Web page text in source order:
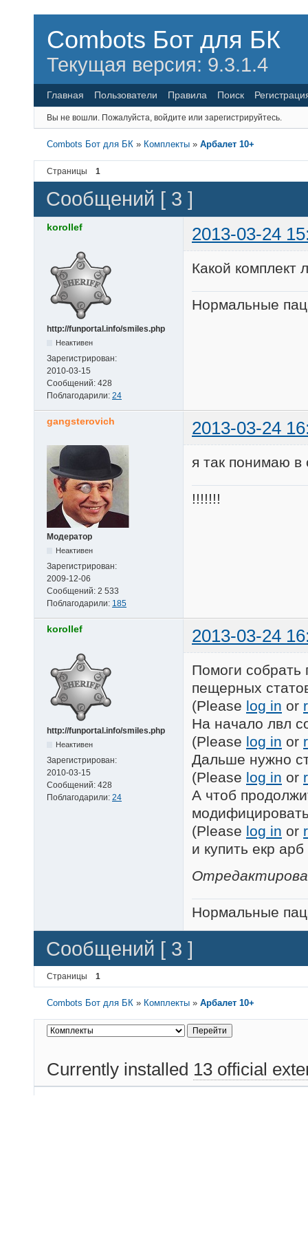
Combots Бот для БК
Текущая версия: 9.3.1.4
Главная Пользователи Правила Поиск
Вы не вошли. Пожалуйста, войдите или зарегистрируйтесь.
Combots Бот для БК » Комплекты »Арбалет 10+
Страницы 1
Сообщений [ 3 ]
korollef 2013-03-24
http://funportal.info/smiles.php
Неактивен
Зарегистрирован:
2010-03-15
Сообщений: 428
Поблагодарили: 24
Какой комплект
Нормальные
gangsterovich 2013-03-24
Модератор
Неактивен
Зарегистрирован:
2009-12-06
Сообщений: 2 533
Поблагодарили: 185
я так понимаю
!!!!!!!
korollef 2013-03-24
http://funportal.info/smiles.php
Неактивен
Зарегистрирован:
2010-03-15
Сообщений: 428
Поблагодарили: 24
Помоги собрать
пещерных
(Please log in or
На начало лвл
(Please log in or
Дальше нужно
(Please log in or
А чтоб
(Please log in or
и купить екр
Нормальные
Сообщений [ 3 ]
Страницы 1
Combots Бот для БК » Комплекты »Арбалет 10+
Currently installed 13 official